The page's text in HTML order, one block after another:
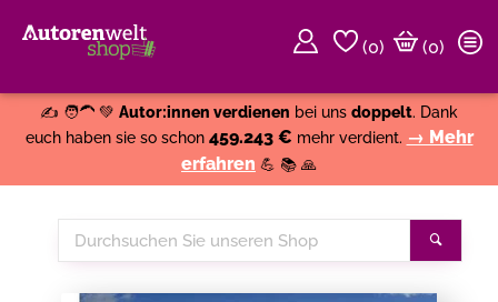
(0)
(0)
✍️ 🧑‍🦱 💚 Autor:innen verdienen bei uns doppelt. Dank
euch haben sie so schon 459.243 € mehr verdient. → Mehr
erfahren 💪 📚 🙏
Durchsuchen
Sie